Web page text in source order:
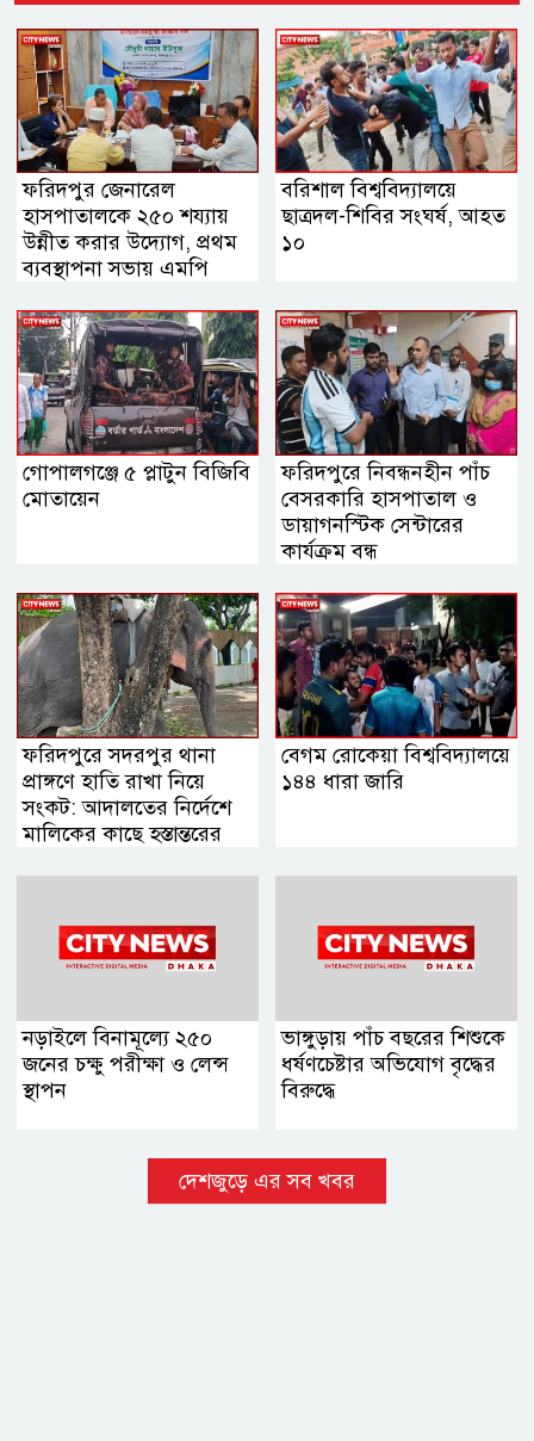
ফরিদপুর জেনারেল
হাসপাতালকে ২৫০ শয্যায়
উন্নীত করার উদ্যোগ, প্রথম
ব্যবস্থাপনা সভায় এমপি
বরিশাল বিশ্ববিদ্যালয়ে
ছাত্রদল-শিবির সংঘর্ষ, আহত
১০
গোপালগঞ্জে ৫ প্লাটুন বিজিবি
মোতায়েন
ফরিদপুরে নিবন্ধনহীন পাঁচ
বেসরকারি হাসপাতাল ও
ডায়াগনস্টিক সেন্টারের
কার্যক্রম বন্ধ
ফরিদপুরে সদরপুর থানা
প্রাঙ্গণে হাতি রাখা নিয়ে
সংকট: আদালতের নির্দেশে
মালিকের কাছে হস্তান্তরের
বেগম রোকেয়া বিশ্ববিদ্যালয়ে
১৪৪ ধারা জারি
নড়াইলে বিনামূল্যে ২৫০
জনের চক্ষু পরীক্ষা ও লেন্স
স্থাপন
ভাঙ্গুড়ায় পাঁচ বছরের শিশুকে
ধর্ষণচেষ্টার অভিযোগ বৃদ্ধের
বিরুদ্ধে
দেশজুড়ে এর সব খবর